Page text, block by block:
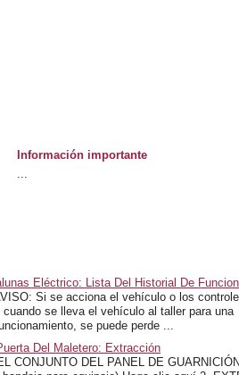
Información importante
...
Eléctrico: Lista Del Historial De
Si se acciona el vehículo o los
se lleva el vehículo al taller para una
se puede perde ...
Del Maletero: Extracción
CONJUNTO DEL PANEL DE